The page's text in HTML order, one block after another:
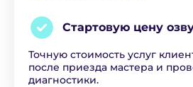
Стартовую цену
Точную стоимость услуг
после приезда мастера и
диагностики.